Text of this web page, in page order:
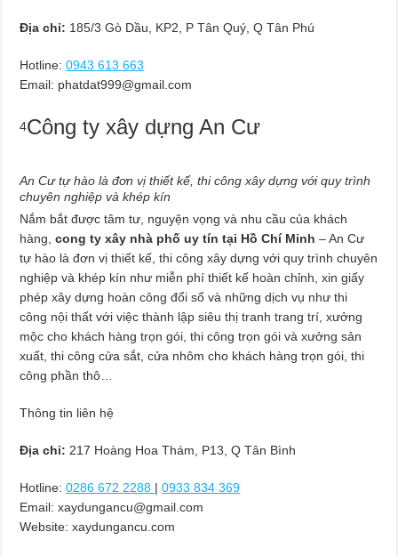
Địa chỉ: 185/3 Gò Dầu, KP2, P Tân Quý, Q Tân Phú
Hotline: 0943 613 663
Email: phatdat999@gmail.com
4Công ty xây dựng An Cư
An Cư tự hào là đơn vị thiết kế, thi công xây dựng với quy trình
chuyên nghiệp và khép kín
Nắm bắt được tâm tư, nguyện vọng và nhu cầu của khách
hàng,cong ty xây nhà phố uy tín tại Hồ Chí Minh – An Cư
tự hào là đơn vị thiết kế, thi công xây dựng với quy trình chuyên
nghiệp và khép kín như miễn phí thiết kế hoàn chỉnh, xin giấy
phép xây dựng hoàn công đổi sổ và những dịch vụ như thi
công nội thất với việc thành lập siêu thị tranh trang trí, xưởng
mộc cho khách hàng trọn gói, thi công trọn gói và xưởng sản
xuất, thi công cửa sắt, cửa nhôm cho khách hàng trọn gói, thi
công phần thô…
Thông tin liên hệ
Địa chỉ: 217 Hoàng Hoa Thám, P13, Q Tân Bình
Hotline: 0286 672 2288 |0933 834 369
Email: xaydungancu@gmail.com
Website: xaydungancu.com